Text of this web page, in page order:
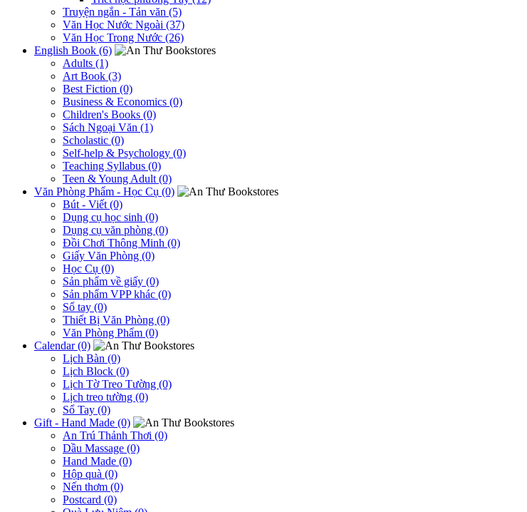
Truyện ngắn - Tản văn (5)
Văn Học Nước Ngoài (37)
Văn Học Trong Nước (26)
English Book (6)
Adults (1)
Art Book (3)
Best Fiction (0)
Business & Economics (0)
Children's Books (0)
Sách Ngoại Văn (1)
Scholastic (0)
Self-help & Psychology (0)
Teaching Syllabus (0)
Teen & Young Adult (0)
Văn Phòng Phẩm - Học Cụ (0)
Bút - Viết (0)
Dụng cụ học sinh (0)
Dụng cụ văn phòng (0)
Đồi Chơi Thông Minh (0)
Giấy Văn Phòng (0)
Học Cụ (0)
Sản phẩm về giấy (0)
Sản phẩm VPP khác (0)
Sổ tay (0)
Thiết Bị Văn Phòng (0)
Văn Phòng Phẩm (0)
Calendar (0)
Lịch Bàn (0)
Lịch Block (0)
Lịch Tờ Treo Tường (0)
Lịch treo tường (0)
Sổ Tay (0)
Gift - Hand Made (0)
An Trú Thảnh Thơi (0)
Dầu Massage (0)
Hand Made (0)
Hộp quà (0)
Nến thơm (0)
Postcard (0)